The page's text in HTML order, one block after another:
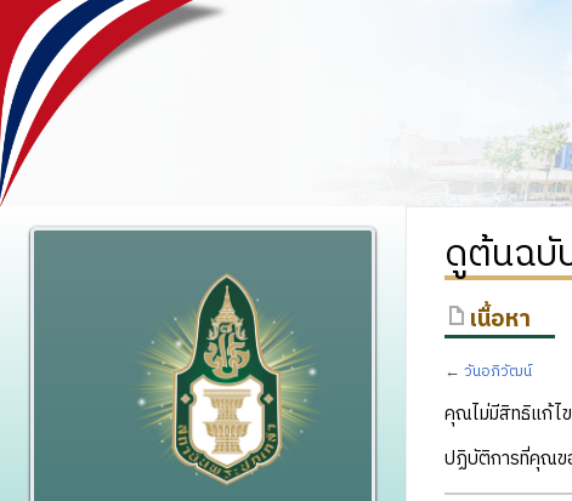
ดูต้นฉบั
เนื้อหา
← วันอภิวัฒน์
คุณไม่มีสิทธิแก้ไ
ปฏิบัติการที่คุณข